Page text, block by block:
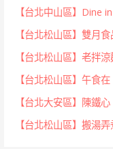
【台北中山區】Dine
【台北松山區】雙月
【台北松山區】老拌
【台北松山區】午食在
【台北大安區】陳鐵
【台北松山區】搬湯